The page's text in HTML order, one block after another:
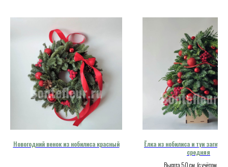
Новогодний венок из нобилиса красный
Ёлка из нобилиса и туи
средняя
Высота 50 см. (с учётом